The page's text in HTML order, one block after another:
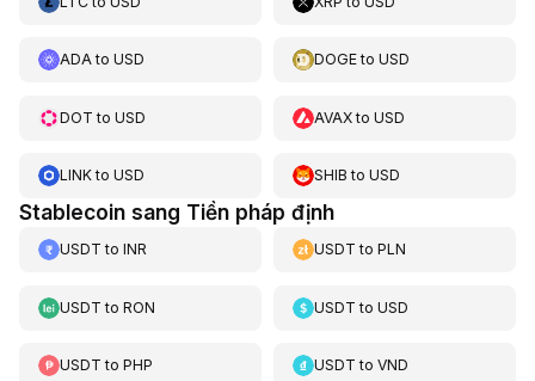
ADAto USD DOGEtoUSD
DOT to USD AVAXtoUSD
LINKto USD SHIB toUSD
Stablecoin sang Tiền pháp định
USDT to INR USDT toPLN
USDT to RON USDT toUSD
USDT to PHP USDT toVND